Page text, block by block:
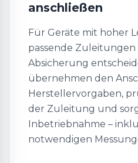
anschließen
Für Geräte mit hoher
passende
Absicherung
übernehmen den
Herstellervorgaben,
der Zuleitung und
Inbetriebnahme –
notwendigen